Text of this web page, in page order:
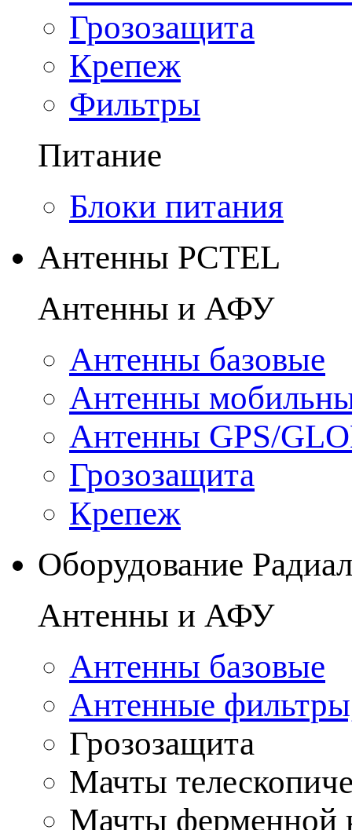
Грозозащита
Крепеж
Фильтры
Питание
Блоки питания
Антенны PCTEL
Антенны и АФУ
Антенны базовые
Антенны
Антенны GPS/
Грозозащита
Крепеж
Оборудование Радиал
Антенны и АФУ
Антенны базовые
Антенные
Грозозащита
Мачты
Мачты ферменной